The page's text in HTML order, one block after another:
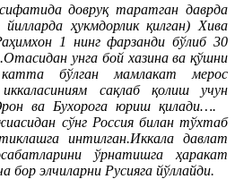
довруқ таратган даврда
ҳукмдорлик қилган) Хива
1 нинг фарзанди бўлиб 30
унга бой хазина ва қўшни
бўлган мамлакат мерос
иккаласиниям сақлаб қолиш учун
ва Бухорога юриш қилади….
сўнг Россия билан тўхтаб
интилган.Иккала давлат
ўрнатишга ҳаракат
бор элчиларни Русияга йўллайди.